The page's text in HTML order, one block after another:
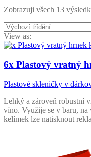
Zobrazuji všech 13
View as:
6x Plastový vratný
Plastové skleničky v
Lehký a zároveň robustní
víno. Využije se v baru,
kelímek lze natisknout